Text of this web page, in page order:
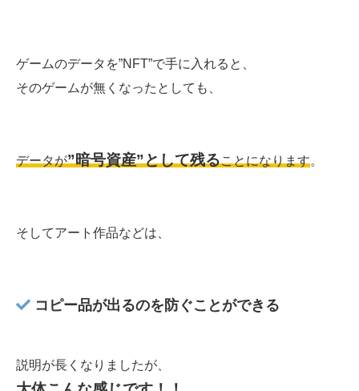
ゲームのデータを”NFT”で手に入れると、
そのゲームが無くなったとしても、
データが”暗号資産”として残ることになります。
そしてアート作品などは、
コピー品が出るのを防ぐことができる
説明が長くなりましたが、